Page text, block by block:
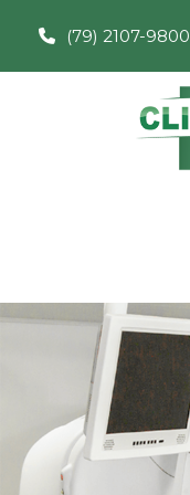
(79) 2107-9800